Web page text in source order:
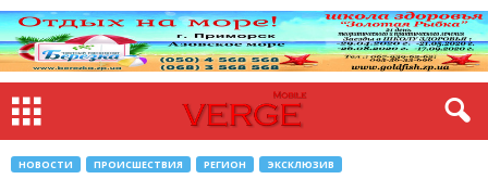
НОВОСТИ ПРОИСШЕСТВИЯ РЕГИОН ЭКСКЛЮЗИВ